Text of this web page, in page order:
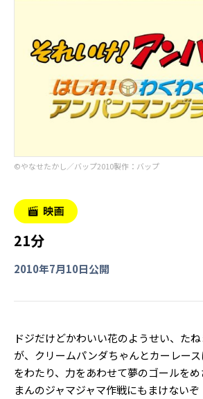
©︎やなせたかし／バップ2010製作：バップ
21分
2010年7月10日公開
ドジだけどかわいい花のようせい、た
が、クリームパンダちゃんとカーレー
をわたり、力をあわせて夢のゴールを
まんのジャマジャマ作戦にもまけないぞ